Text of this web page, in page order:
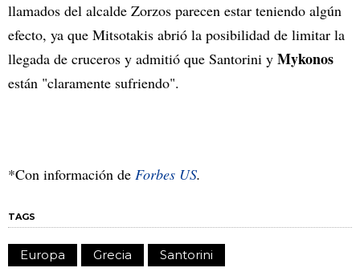
llamados del alcalde Zorzos parecen estar teniendo algún
efecto, ya que Mitsotakis abrió la posibilidad de limitar la
llegada de cruceros y admitió que Santorini y Mykonos
están "claramente sufriendo".
*Con información de Forbes US.
TAGS
Europa Grecia Santorini